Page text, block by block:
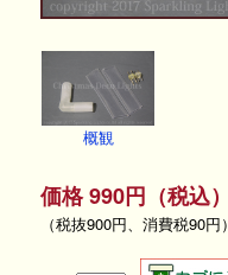
概観
価格 990円（税込）
（税抜900円、消費税90円）